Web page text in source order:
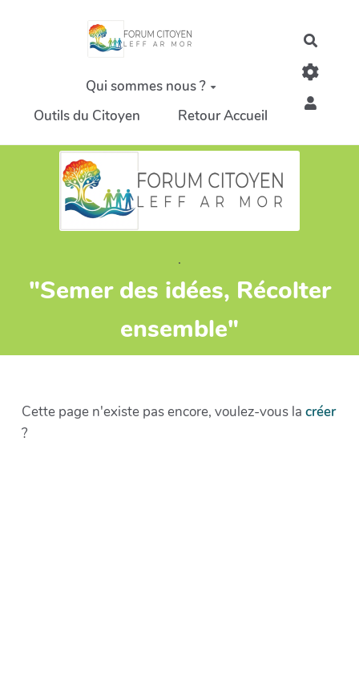
Aller au contenu principal
Qui sommes nous ?
Outils du Citoyen
Retour Accueil
.
"Semer des idées, Récolter
ensemble"
Cette page n'existe pas encore, voulez-vous la créer
?